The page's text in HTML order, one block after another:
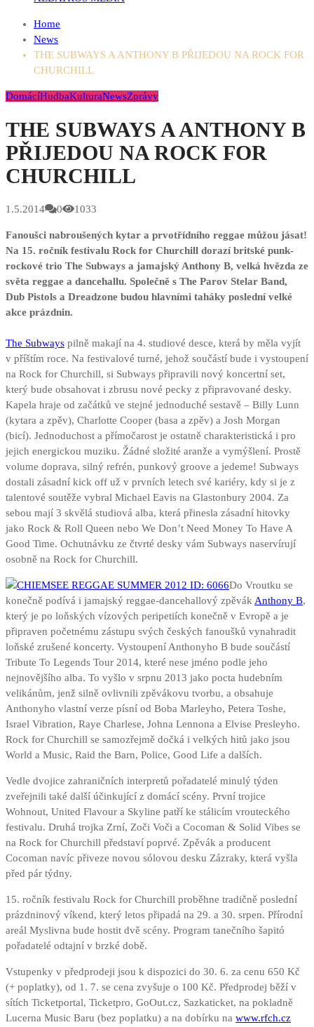
Home
News
THE SUBWAYS A ANTHONY B PŘIJEDOU NA ROCK FOR
CHURCHILL
DomácíHudbaKulturaNewsZprávy
THE SUBWAYS A ANTHONY B
PŘIJEDOU NA ROCK FOR
CHURCHILL
1.5.2014 0 1033
Fanoušci nabroušených kytar a prvotřídního reggae můžou jásat!
Na 15. ročník festivalu Rock for Churchill dorazí britské punk-
rockové trio The Subways a jamajský Anthony B, velká hvězda ze
světa reggae a dancehallu. Společně s The Parov Stelar Band,
Dub Pistols a Dreadzone budou hlavními taháky poslední velké
akce prázdnin.
The Subways pilně makají na 4. studiové desce, která by měla vyjít
v příštím roce. Na festivalové turné, jehož součástí bude i vystoupení
na Rock for Churchill, si Subways připravili nový koncertní set,
který bude obsahovat i zbrusu nové pecky z připravované desky.
Kapela hraje od začátků ve stejné jednoduché sestavě – Billy Lunn
(kytara a zpěv), Charlotte Cooper (basa a zpěv) a Josh Morgan
(bicí). Jednoduchost a přímočarost je ostatně charakteristická i pro
jejich energickou muziku. Žádné složité aranže a vymýšlení. Prostě
volume doprava, silný refrén, punkový groove a jedeme! Subways
dostali zásadní kick off už v prvních letech své kariéry, kdy si je z
talentové soutěže vybral Michael Eavis na Glastonbury 2004. Za
sebou mají 3 skvělá studiová alba, která přinesla zásadní hitovky
jako Rock & Roll Queen nebo We Don’t Need Money To Have A
Good Time. Ochutnávku ze čtvrté desky vám Subways naservírují
osobně na Rock for Churchill.
Do Vroutku se
konečně podívá i jamajský reggae-dancehallový zpěvák Anthony B,
který je po loňských vízových peripetiích konečně v Evropě a je
připraven početnému zástupu svých českých fanoušků vynahradit
loňské zrušené koncerty. Vystoupení Anthonyho B bude součástí
Tribute To Legends Tour 2014, které nese jméno podle jeho
nejnovějšího alba. To vyšlo v srpnu 2013 jako pocta hudebním
velikánům, jenž silně ovlivnili zpěvákovu tvorbu, a obsahuje
Anthonyho vlastní verze písní od Boba Marleyho, Petera Toshe,
Israel Vibration, Raye Charlese, Johna Lennona a Elvise Presleyho.
Rock for Churchill se samozřejmě dočká i velkých hitů jako jsou
World a Music, Raid the Barn, Police, Good Life a dalších.
Vedle dvojice zahraničních interpretů pořadatelé minulý týden
zveřejnili také další účinkující z domácí scény. První trojice
Wohnout, United Flavour a Skyline patří ke stálicím vrouteckého
festivalu. Druhá trojka Zrní, Zoči Voči a Cocoman & Solid Vibes se
na Rock for Churchill představí poprvé. Zpěvák a producent
Cocoman navíc přiveze novou sólovou desku Zázraky, která vyšla
před pár týdny.
15. ročník festivalu Rock for Churchill proběhne tradičně poslední
prázdninový víkend, který letos připadá na 29. a 30. srpen. Přírodní
areál Myslivna bude hostit dvě scény. Program tanečního šapitó
pořadatelé odtajní v brzké době.
Vstupenky v předprodeji jsou k dispozici do 30. 6. za cenu 650 Kč
(+ poplatky), od 1. 7. se cena zvyšuje o 100 Kč. Předprodej běží v
sítích Ticketportal, Ticketpro, GoOut.cz, Sazkaticket, na pokladně
Lucerna Music Baru (bez poplatku) a na dobírku na www.rfch.cz